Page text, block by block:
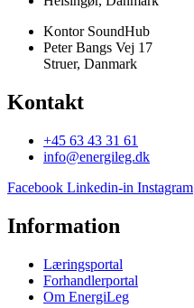
Kontor SoundHub
Peter Bangs Vej 17
Struer, Danmark
Kontakt
+45 63 43 31 61
info@energileg.dk
Facebook Linkedin-in Instagram
Information
Læringsportal
Forhandlerportal
Om EnergiLeg